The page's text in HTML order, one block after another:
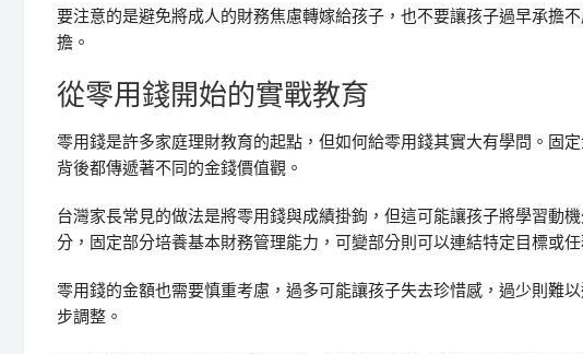
要注意的是避免將成人的財務焦慮轉嫁給孩子，也不要讓孩子過早承擔
擔。
從零用錢開始的實戰教育
零用錢是許多家庭理財教育的起點，但如何給零用錢其實大有學問。固
背後都傳遞著不同的金錢價值觀。
台灣家長常見的做法是將零用錢與成績掛鉤，但這可能讓孩子將學習動
分，固定部分培養基本財務管理能力，可變部分則可以連結特定目標或任
零用錢的金額也需要慎重考慮，過多可能讓孩子失去珍惜感，過少則難
步調整。